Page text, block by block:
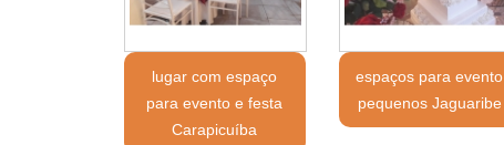
lugar com espaço
para evento e festa
Carapicuíba
espaços para evento
pequenos Jaguaribe